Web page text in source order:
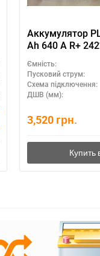
Аккумулятор
Ah 640 A R+
Ємність:
Пусковий струм:
Схема підключення:
ДШВ (мм):
3,520 грн.